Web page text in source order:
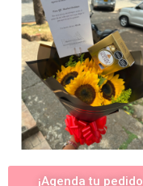
¡Agenda tu pedido